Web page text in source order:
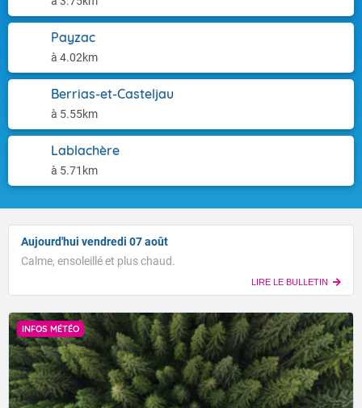
Payzac
à 4.02km
Berrias-et-Casteljau
à 5.55km
Lablachère
à 5.71km
Aujourd'hui vendredi 07 août
Calme, ensoleillé et plus chaud.
LIRE LE BULLETIN
INFOS MÉTÉO